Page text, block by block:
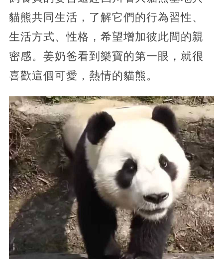
貓熊共同生活，了解它們的行為習性、
生活方式、性格，希望增加彼此間的親
密感。姜奶爸看到樂寶的第一眼，就很
喜歡這個可愛，熱情的貓熊。